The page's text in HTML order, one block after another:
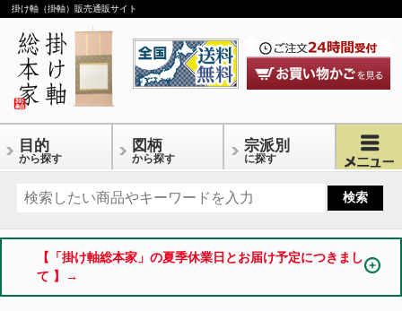
掛け軸（掛軸）販売通販サイト
目的
から探す
図柄
から探す
宗派別
に探す
【「掛け軸総本家」の夏季休業日とお届け予定につきまし
て 】→